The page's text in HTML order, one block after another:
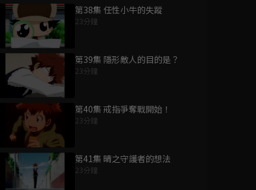
第38集 任性小牛的失蹤
23分鐘
第39集 隱形敵人的目的是？
23分鐘
第40集 戒指爭奪戰開始！
23分鐘
第41集 晴之守護者的想法
23分鐘